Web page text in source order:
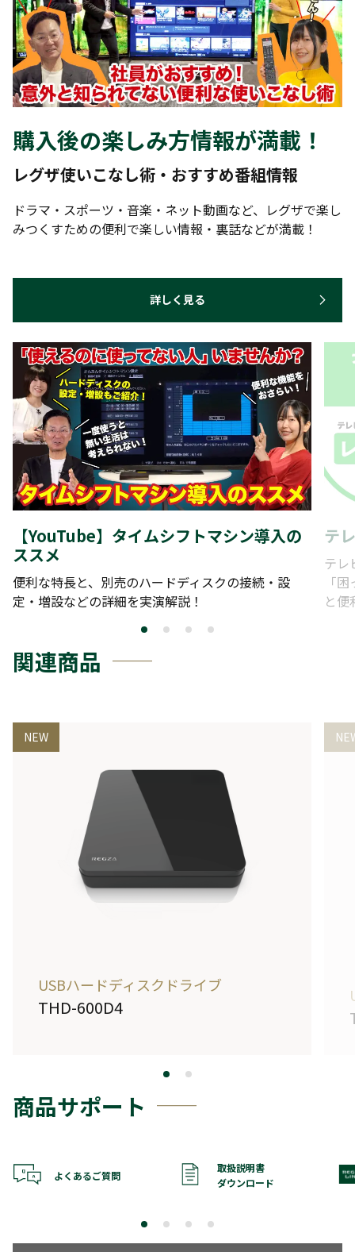
購入後の楽しみ方情報が満載！
レグザ使いこなし術・おすすめ番組情報
ドラマ・スポーツ・音楽・ネット動画など、レグザで楽し
みつくすための便利で楽しい情報・裏話などが満載！
詳しく見る
【YouTube】タイムシフトマシン導入の
ススメ
便利な特長と、別売のハードディスクの接続・設
定・増設などの詳細を実演解説！
テ
テレ
「
と
関連商品
NEW
USBハードディスクドライブ
THD-600D4
商品サポート
よくあるご質問
取扱説明書
ダウンロード